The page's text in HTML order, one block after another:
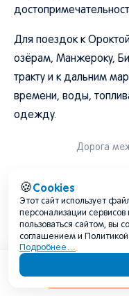
Для поездок к
озёрам, Манжероку,
тракту и к дальним
времени, воды,
одежду.
Дорога
Тропы, горы и
дождей
Август в Чемале
походов, но после
становиться сложнее.
🍪Cookies
Этот сайт использует
персонализации
пользоваться сайтом, вы
соглашением и
Подробнее…